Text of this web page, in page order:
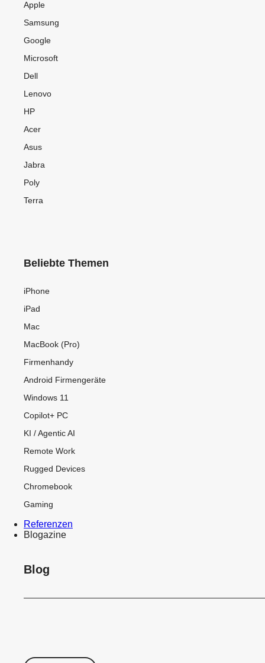
Apple
Samsung
Google
Microsoft
Dell
Lenovo
HP
Acer
Asus
Jabra
Poly
Terra
Beliebte Themen
iPhone
iPad
Mac
MacBook (Pro)
Firmenhandy
Android Firmengeräte
Windows 11
Copilot+ PC
KI / Agentic AI
Remote Work
Rugged Devices
Chromebook
Gaming
Referenzen
Blogazine
Blog